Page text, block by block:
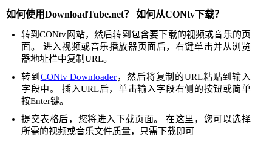
如何使用DownloadTube.net？ 如何从CONtv下载？
转到CONtv网站，然后转到包含要下载的视频或音乐的页
面。 进入视频或音乐播放器页面后，右键单击并从浏览
器地址栏中复制URL。
转到 CONtv Downloader，然后将复制的URL粘贴到输入
字段中。 插入URL后，单击输入字段右侧的按钮或简单
按Enter键。
提交表格后，您将进入下载页面。 在这里，您可以选择
所需的视频或音乐文件质量，只需下载即可